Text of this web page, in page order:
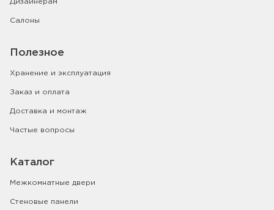
Дизайнерам
Салоны
Полезное
Хранение и эксплуатация
Заказ и оплата
Доставка и монтаж
Частые вопросы
Каталог
Межкомнатные двери
Стеновые панели